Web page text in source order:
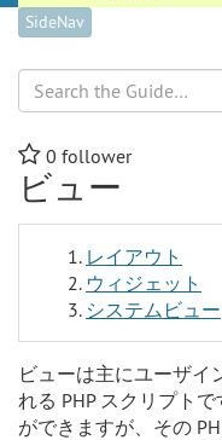
SideNav
0 follower
ビュー
レイアウト
ウィジェット
システムビュー
ビューは主にユーザイ
れる PHP スクリプト
ができますが、その